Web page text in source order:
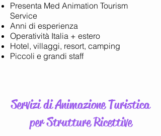
Presenta Med Animation Tourism
Service
Anni di esperienza
Operatività Italia + estero
Hotel, villaggi, resort, camping
Piccoli e grandi staff
Servizi di Animazione Turistica
per Strutture Ricettive